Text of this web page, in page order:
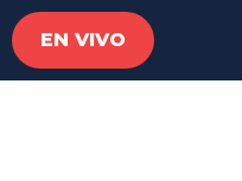
EN VIVO